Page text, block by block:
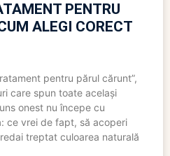
PENTRU
ALEGI CORECT
pentru părul cărunt”,
care spun toate același
onest nu începe cu
ce vrei de fapt, să acoperi
treptat culoarea naturală